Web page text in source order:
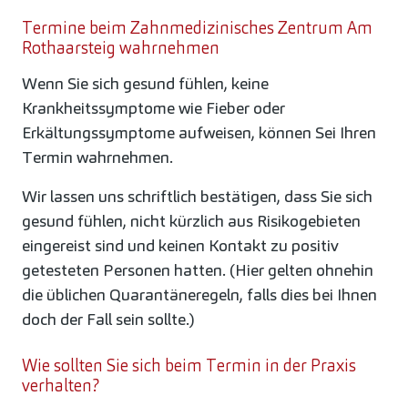
Termine beim Zahnmedizinisches Zentrum Am
Rothaarsteig wahrnehmen
Wenn Sie sich gesund fühlen, keine
Krankheitssymptome wie Fieber oder
Erkältungssymptome aufweisen, können Sei Ihren
Termin wahrnehmen.
Wir lassen uns schriftlich bestätigen, dass Sie sich
gesund fühlen, nicht kürzlich aus Risikogebieten
eingereist sind und keinen Kontakt zu positiv
getesteten Personen hatten. (Hier gelten ohnehin
die üblichen Quarantäneregeln, falls dies bei Ihnen
doch der Fall sein sollte.)
Wie sollten Sie sich beim Termin in der Praxis
verhalten?